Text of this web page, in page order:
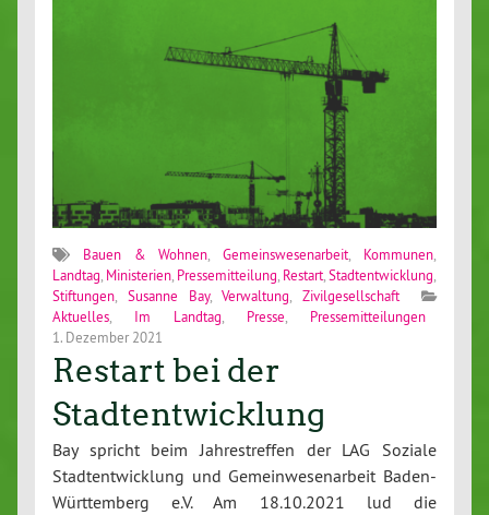
Bauen & Wohnen,Gemeinswesenarbeit, Kommunen,
Landtag, Ministerien, Pressemitteilung, Restart,Stadtentwicklung,
Stiftungen, Susanne Bay,Verwaltung,Zivilgesellschaft
Aktuelles, Im Landtag, Presse, Pressemitteilungen
1. Dezember 2021
Restart bei der
Stadtentwicklung
Bay spricht beim Jahrestreffen der LAG Soziale
Stadtentwicklung und Gemeinwesenarbeit Baden-
Württemberg e.V. Am 18.10.2021 lud die